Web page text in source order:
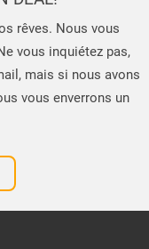
rêves. Nous vous
vous inquiétez pas,
mais si nous avons
vous enverrons un